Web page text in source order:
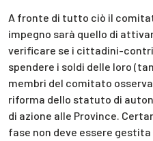
A fronte di tutto ciò il
impegno sarà quello di
verificare se i cittadini-
spendere i soldi delle loro
membri del comitato
riforma dello statuto di
di azione alle Province.
fase non deve essere